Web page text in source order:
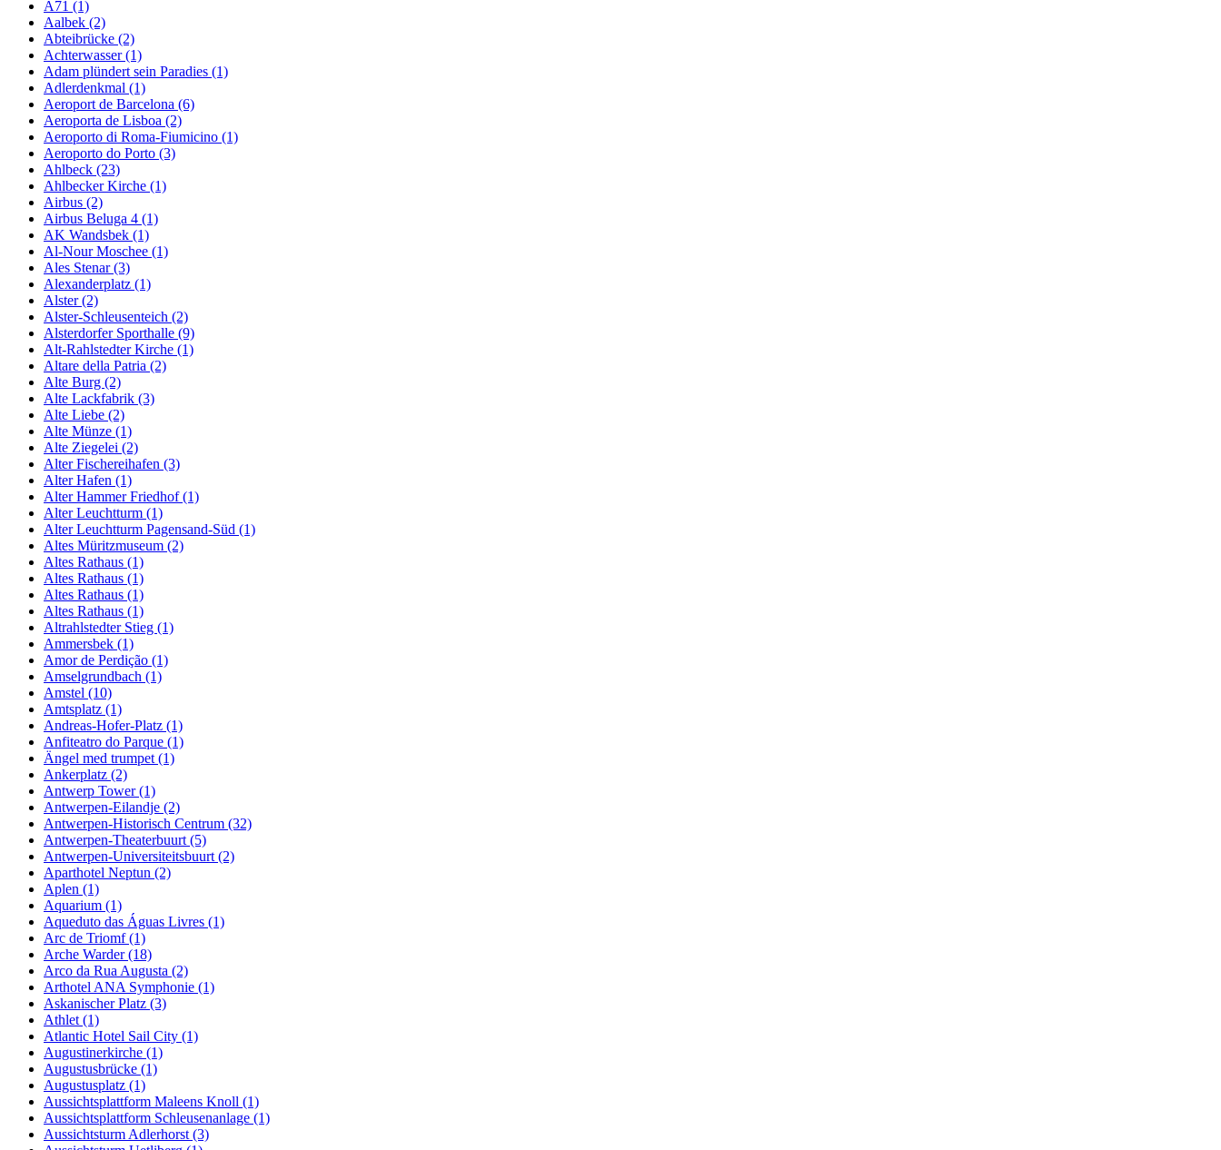
A71 (1)
Aalbek (2)
Abteibrücke (2)
Achterwasser (1)
Adam plündert sein Paradies (1)
Adlerdenkmal (1)
Aeroport de Barcelona (6)
Aeroporta de Lisboa (2)
Aeroporto di Roma-Fiumicino (1)
Aeroporto do Porto (3)
Ahlbeck (23)
Ahlbecker Kirche (1)
Airbus (2)
Airbus Beluga 4 (1)
AK Wandsbek (1)
Al-Nour Moschee (1)
Ales Stenar (3)
Alexanderplatz (1)
Alster (2)
Alster-Schleusenteich (2)
Alsterdorfer Sporthalle (9)
Alt-Rahlstedter Kirche (1)
Altare della Patria (2)
Alte Burg (2)
Alte Lackfabrik (3)
Alte Liebe (2)
Alte Münze (1)
Alte Ziegelei (2)
Alter Fischereihafen (3)
Alter Hafen (1)
Alter Hammer Friedhof (1)
Alter Leuchtturm (1)
Alter Leuchtturm Pagensand-Süd (1)
Altes Müritzmuseum (2)
Altes Rathaus (1)
Altes Rathaus (1)
Altes Rathaus (1)
Altes Rathaus (1)
Altrahlstedter Stieg (1)
Ammersbek (1)
Amor de Perdição (1)
Amselgrundbach (1)
Amstel (10)
Amtsplatz (1)
Andreas-Hofer-Platz (1)
Anfiteatro do Parque (1)
Ängel med trumpet (1)
Ankerplatz (2)
Antwerp Tower (1)
Antwerpen-Eilandje (2)
Antwerpen-Historisch Centrum (32)
Antwerpen-Theaterbuurt (5)
Antwerpen-Universiteitsbuurt (2)
Aparthotel Neptun (2)
Aplen (1)
Aquarium (1)
Aqueduto das Águas Livres (1)
Arc de Triomf (1)
Arche Warder (18)
Arco da Rua Augusta (2)
Arthotel ANA Symphonie (1)
Askanischer Platz (3)
Athlet (1)
Atlantic Hotel Sail City (1)
Augustinerkirche (1)
Augustusbrücke (1)
Augustusplatz (1)
Aussichtsplattform Maleens Knoll (1)
Aussichtsplattform Schleusenanlage (1)
Aussichtsturm Adlerhorst (3)